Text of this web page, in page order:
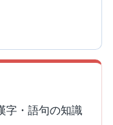
字・語句の知識